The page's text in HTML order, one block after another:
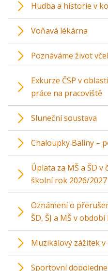
Hudba a historie v
Voňavá lékárna
Poznáváme život
Exkurze ČSP v
práce na pracoviště
Sluneční soustava
Chaloupky Baliny –
Úplata za MŠ a ŠD
školní rok 2026/2027
Oznámení o
ŠD, ŠJ a MŠ v
Muzikálový zážitek v
Sportovní